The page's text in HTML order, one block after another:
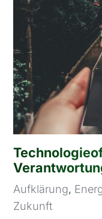
Aufklärung,
Zukunft